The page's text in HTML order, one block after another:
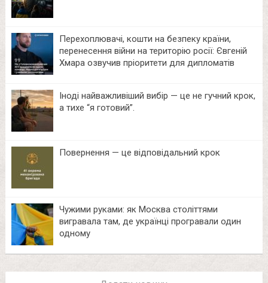
Перехоплювачі, кошти на безпеку країни,
перенесення війни на територію росії: Євгеній
Хмара озвучив пріоритети для дипломатів
Іноді найважливіший вибір — це не гучний крок,
а тихе “я готовий”.
Повернення — це відповідальний крок
Чужими руками: як Москва століттями
вигравала там, де українці програвали один
одному